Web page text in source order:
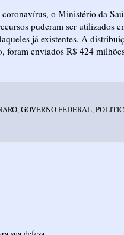
o Ministério da
puderam ser utilizados
já existentes. A
foram enviados R$ 424
,GOVERNO FEDERAL,